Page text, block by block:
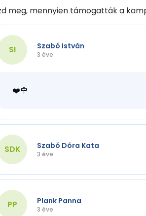
meg, mennyien támogatták a
SI Szabó István
3 éve
❤️🌹
SDK Szabó Dóra Kata
3 éve
PP Plank Panna
3 éve